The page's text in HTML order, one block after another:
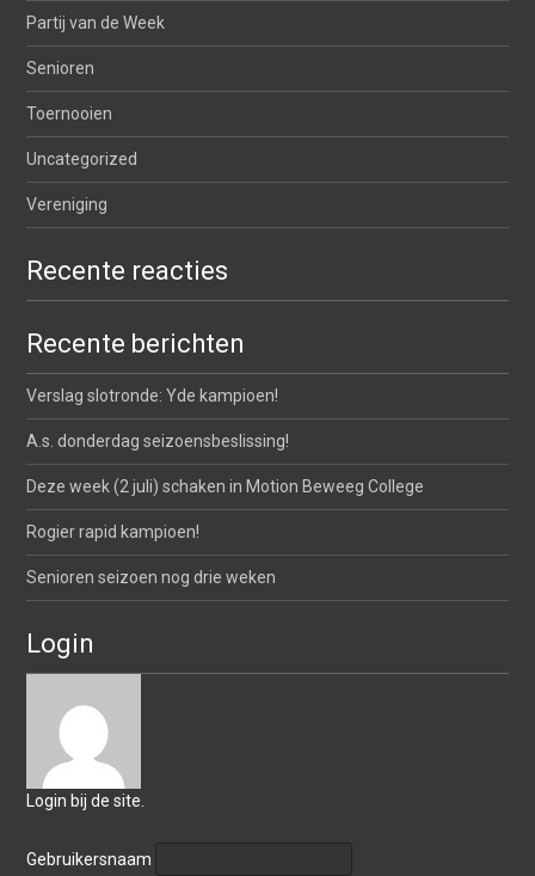
Partij van de Week
Senioren
Toernooien
Uncategorized
Vereniging
Recente reacties
Recente berichten
Verslag slotronde: Yde kampioen!
A.s. donderdag seizoensbeslissing!
Deze week (2 juli) schaken in Motion Beweeg College
Rogier rapid kampioen!
Senioren seizoen nog drie weken
Login
Login bij de site.
Gebruikersnaam